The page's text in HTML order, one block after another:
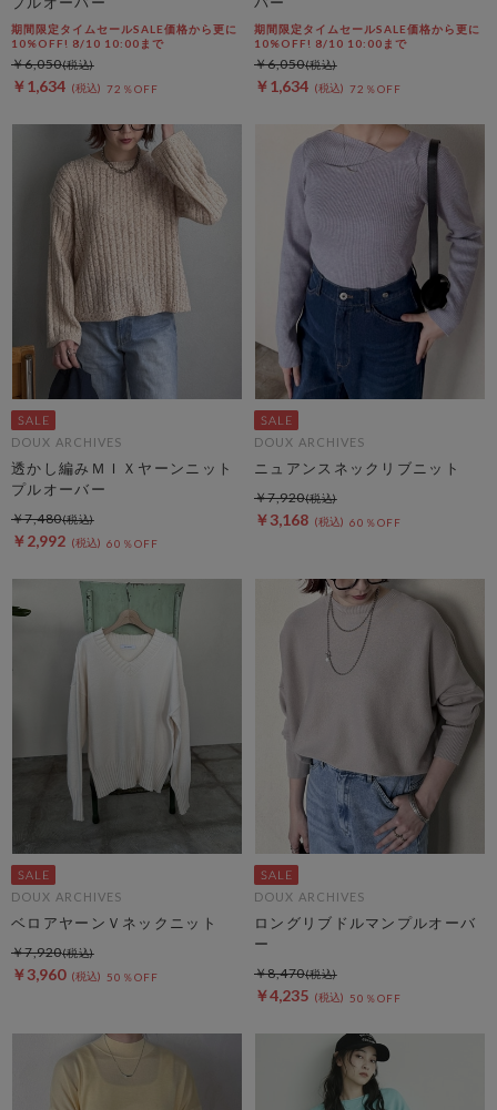
期間限定タイムセールSALE価格から更に
10%OFF! 8/10 10:00まで
￥1,634 72％OFF
￥6,050
期間限定タイムセールSALE価格から更に
10%OFF! 8/10 10:00まで
￥1,634 72％OFF
￥6,050
DOUX ARCHIVES
透かし編みＭＩＸヤーンニット
プルオーバー
￥2,992 60％OFF
￥7,480
DOUX ARCHIVES
ニュアンスネックリブニット
￥3,168 60％OFF
￥7,920
DOUX ARCHIVES
ベロアヤーンＶネックニット
￥3,960 50％OFF
￥7,920
DOUX ARCHIVES
ロングリブドルマンプルオーバ
ー
￥4,235 50％OFF
￥8,470